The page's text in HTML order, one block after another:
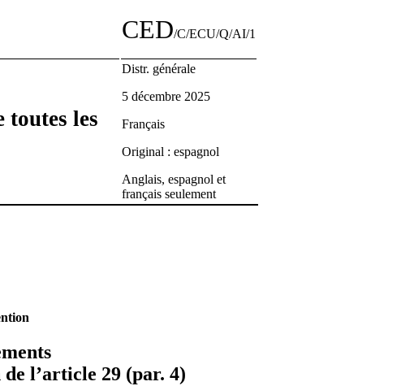
CED/C/ECU/Q/AI/1
les
Distr. générale
5 décembre 2025
Français
Original : espagnol
Anglais, espagnol et
français seulement
l’article 29 (par. 4)